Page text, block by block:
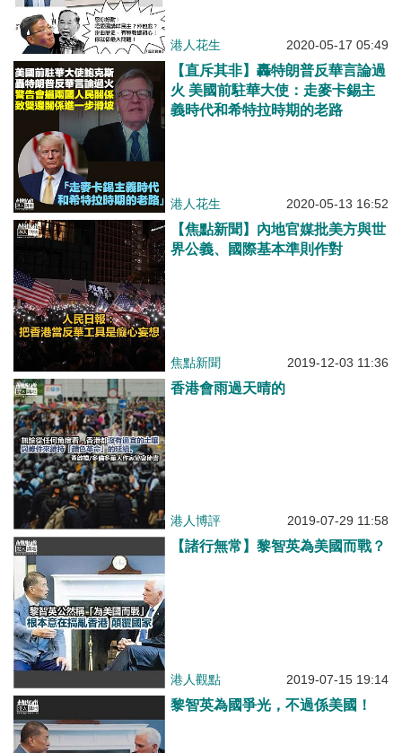
港人花生 2020-05-17 05:49
【直斥其非】轟特朗普反華言論過
火 美國前駐華大使：走麥卡錫主
義時代和希特拉時期的老路
港人花生 2020-05-13 16:52
【焦點新聞】內地官媒批美方與世
界公義、國際基本準則作對
焦點新聞 2019-12-03 11:36
香港會雨過天晴的
港人博評 2019-07-29 11:58
【諸行無常】黎智英為美國而戰？
港人觀點 2019-07-15 19:14
黎智英為國爭光，不過係美國！